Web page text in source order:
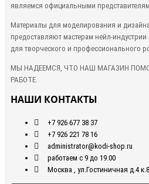
являемся официальными
Материалы для моделирования и дизайна
предоставляют мастерам нейл-
для творческого и профессионального
МЫ НАДЕЕМСЯ, ЧТО НАШ МАГАЗИН
РАБОТЕ.
НАШИ КОНТАКТЫ
+7 926 677 38 37
+7 926 221 78 16
administrator@kodi-shop.ru
работаем с 9 до 19.00
Москва , ул.Гостиничная д.4 к.8